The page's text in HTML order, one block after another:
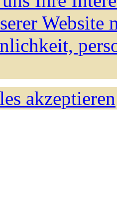
Website
akzeptieren